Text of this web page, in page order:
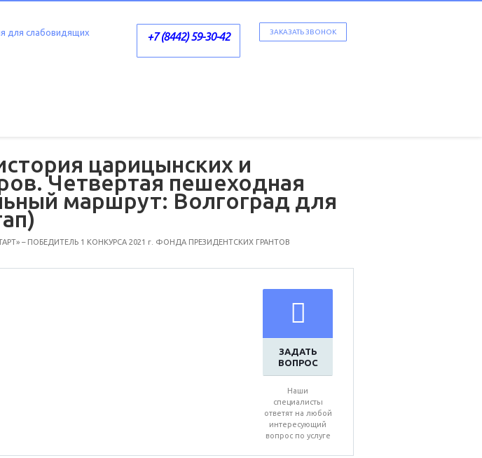
ЗАКАЗАТЬ ЗВОНОК
+7 (8442) 59-30-42
для слабовидящих
царицынских и
Четвертая пешеходная
маршрут: Волгоград для
– ПОБЕДИТЕЛЬ 1 КОНКУРСА 2021 г. ФОНДА ПРЕЗИДЕНТСКИХ ГРАНТОВ
ЗАДАТЬ
ВОПРОС
Наши
специалисты
ответят на любой
интересующий
вопрос по услуге